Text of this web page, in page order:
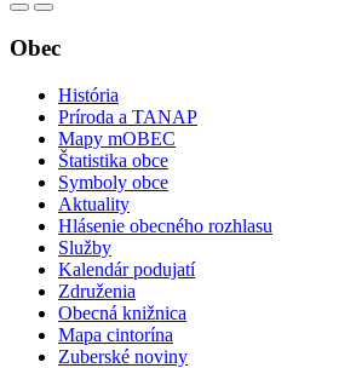
Obec
História
Príroda a TANAP
Mapy mOBEC
Štatistika obce
Symboly obce
Aktuality
Hlásenie obecného rozhlasu
Služby
Kalendár podujatí
Združenia
Obecná knižnica
Mapa cintorína
Zuberské noviny